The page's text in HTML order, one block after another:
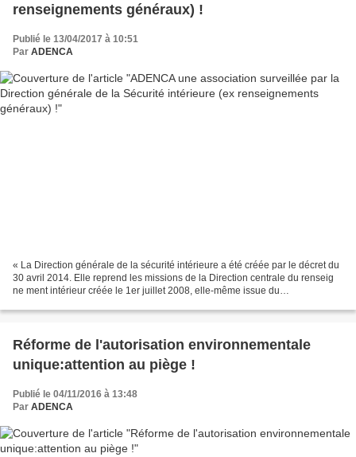
renseignements généraux) !
Publié le 13/04/2017 à 10:51
Par ADENCA
« La Direction générale de la sécurité intérieure a été créée par le décret du
30 avril 2014. Elle reprend les missions de la Direction centrale du renseig
ne ment intérieur créée le 1er juillet 2008, elle-même issue du
Réforme de l'autorisation environnementale
unique:attention au piège !
Publié le 04/11/2016 à 13:48
Par ADENCA